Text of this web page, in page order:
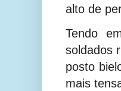
alto de
Tendo
soldados
posto
mais